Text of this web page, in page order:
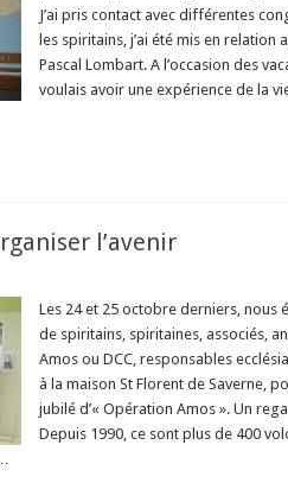
J’ai pris contact avec différentes
les spiritains, j’ai été mis en relation
Pascal Lombart. A l’occasion des
voulais avoir une expérience de la
l’avenir
Les 24 et 25 octobre derniers, nous
de spiritains, spiritaines, associés,
Amos ou DCC, responsables
à la maison St Florent de Saverne,
jubilé d’« Opération Amos ». Un
Depuis 1990, ce sont plus de 400